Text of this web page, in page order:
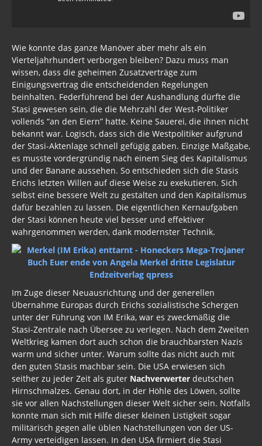
Wie konnte das ganze Manöver aber mehr als ein
Vierteljahrhundert verborgen bleiben? Dazu muss man
wissen, dass die geheimen Zusatzverträge zum
Einigungsvertrag die entscheidenden Regelungen
beinhalten. Federführend bei der Aushandlung dürfte die
Stasi gewesen sein, die die Mehrzahl der West-Politiker
vollends “an den Eiern” hatte. Keine Sauerei, die ihnen nicht
bekannt war. Logisch, dass sich die Westpolitiker aufgrund
der Stasi-Aktenlage schnell gefügig gaben. Einzige Maßgabe,
es musste vordergründig nach einem Sieg des Kapitalismus
und der Banane aussehen. So entschieden sich die Stasis
Erichs letzten Willen auf diese Weise zu exekutieren. Sich
selbst eine bessere Welt zu gestalten und den Kapitalismus
dafür bezahlen zu lassen. Die eigentlichen Kernaufgaben
der Stasi können heute viel besser und effektiver
wahrgenommen werden, dank modernster Technik.
Im Zuge dieser Neuausrichtung und der generellen
Übernahme Europas durch Erichs sozialistische Schergen
unter der Führung von IM Erika, war es zweckmäßig die
Stasi-Zentrale nach Übersee zu verlegen. Nach dem Zweiten
Weltkrieg kamen dort auch schon die brauchbarsten Nazis
warm und sicher unter. Warum sollte das nicht auch mit
den guten Stasis machbar sein. Die USA erwiesen sich
seither zu jeder Zeit als guter Nachverwerter deutschen
Hirnschmalzes. Genau dort, in der Höhle des Löwen, sollte
sie vor allen Nachstellungen dieser Welt sicher sein. Notfalls
konnte man sich mit Hilfe dieser kleinen Listigkeit sogar
militärisch gegen alle üblen Nachstellungen von der US-
Army verteidigen lassen. In den USA firmiert die Stasi